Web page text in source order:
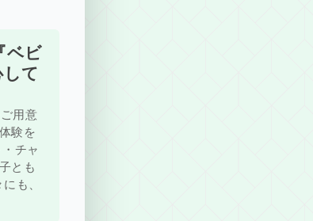
ベビ
て
用意
験を
チャ
とも
も、